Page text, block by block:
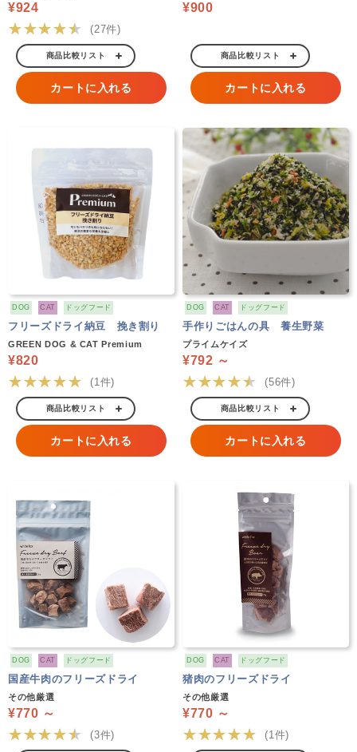
¥924
★★★★★ (27件)
商品比較リスト
カートに入れる
¥900
商品比較リスト
カートに入れる
DOG CAT ドッグフード
フリーズドライ納豆 挽き割り
GREEN DOG & CAT Premium
¥820
★★★★★ (1件)
商品比較リスト
カートに入れる
DOG CAT ドッグフード
手作りごはんの具 養生野菜
プライムケイズ
¥792 ～
★★★★★ (56件)
商品比較リスト
カートに入れる
DOG CAT ドッグフード
国産牛肉のフリーズドライ
その他厳選
¥770 ～
★★★★★ (3件)
DOG CAT ドッグフード
猪肉のフリーズドライ
その他厳選
¥770 ～
★★★★★ (1件)